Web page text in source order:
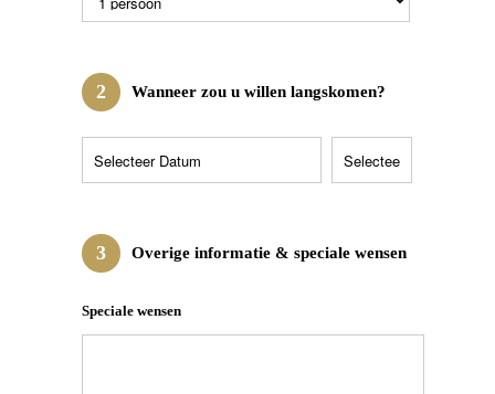
2 Wanneer zou u willen langskomen?
3 Overige informatie & speciale wensen
Speciale wensen